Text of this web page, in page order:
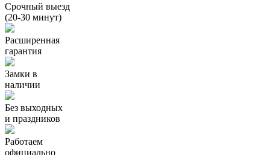
Срочный выезд
(20-30 минут)
Расширенная
гарантия
Замки в
наличии
Без выходных
и праздников
Работаем
официально